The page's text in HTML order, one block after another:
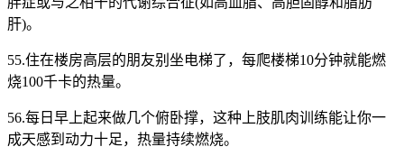
肝)。
55.住在楼房高层的朋友别坐电梯了，每爬楼梯10分钟就能燃
烧100千卡的热量。
56.每日早上起来做几个俯卧撑，这种上肢肌肉训练能让你一
成天感到动力十足，热量持续燃烧。